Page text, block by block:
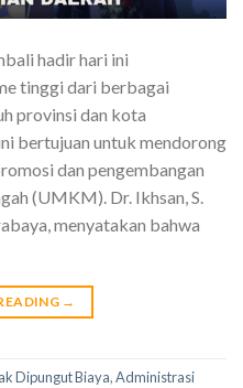
hadir hari ini
tinggi dari berbagai
provinsi dan kota
bertujuan untuk mendorong
dan pengembangan
(UMKM). Dr. Ikhsan, S.
menyatakan bahwa
→
Dipungut Biaya,Administrasi